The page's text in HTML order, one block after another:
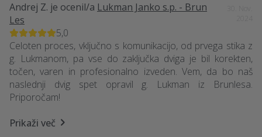
Andrej Z. je ocenil/a Lukman Janko s.p. - Brun
Les
5,0
Celoten proces, vključno s komunikacijo, od prvega stika z
g. Lukmanom, pa vse do zaključka dviga je bil korekten,
točen, varen in profesionalno izveden. Vem, da bo naš
naslednji dvig spet opravil g. Lukman iz Brunlesa.
Priporočam!
Prikaži več